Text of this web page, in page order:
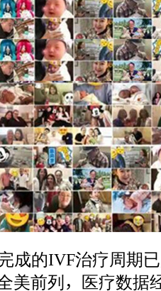
成的IVF治疗周期
美前列，医疗数据